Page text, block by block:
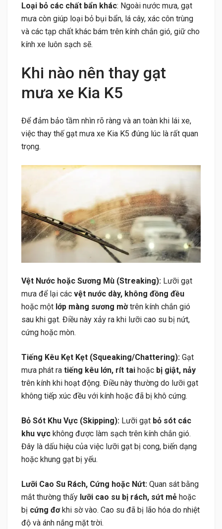
Loại bỏ các chất bẩn khác: Ngoài nước mưa, gạt
mưa còn giúp loại bỏ bụi bẩn, lá cây, xác côn trùng
và các tạp chất khác bám trên kính chắn gió, giữ cho
kính xe luôn sạch sẽ.
Khi nào nên thay gạt
mưa xe Kia K5
Để đảm bảo tầm nhìn rõ ràng và an toàn khi lái xe,
việc thay thế gạt mưa xe Kia K5 đúng lúc là rất quan
trọng.
Vệt Nước hoặc Sương Mù (Streaking): Lưỡi gạt
mưa để lại các vệt nước dày, không đồng đều
hoặc một lớp màng sương mờtrên kính chắn gió
sau khi gạt. Điều này xảy ra khi lưỡi cao su bị nứt,
cứng hoặc mòn.
Tiếng Kêu Kẹt Kẹt (Squeaking/Chattering): Gạt
mưa phát ra tiếng kêu lớn, rít tai hoặc bị giật, nảy
trên kính khi hoạt động. Điều này thường do lưỡi gạt
không tiếp xúc đều với kính hoặc đã bị khô cứng.
Bỏ Sót Khu Vực (Skipping): Lưỡi gạt bỏ sót các
khu vực không được làm sạch trên kính chắn gió.
Đây là dấu hiệu của việc lưỡi gạt bị cong, biến dạng
hoặc khung gạt bị yếu.
Lưỡi Cao Su Rách, Cứng hoặc Nứt: Quan sát bằng
mắt thường thấy lưỡi cao su bị rách, sứt mẻ hoặc
bị cứng đơkhi sờ vào. Cao su đã bị lão hóa do nhiệt
độ và ánh nắng mặt trời.